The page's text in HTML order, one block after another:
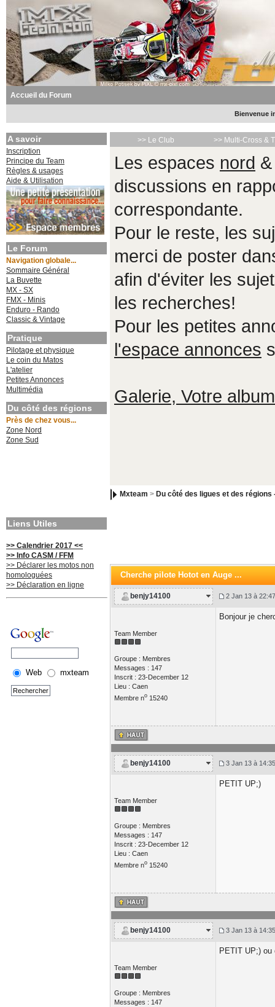
Accueil du Forum
Bienvenue
A savoir
Inscription
Principe du Team
Règles & usages
Aide & Utilisation
Le Forum
Navigation globale...
Sommaire Général
La Buvette
MX - SX
FMX - Minis
Enduro - Rando
Classic & Vintage
Pratique
Pilotage et physique
Le coin du Matos
L'atelier
Petites Annonces
Multimédia
Du côté des régions
Près de chez vous...
Zone Nord
Zone Sud
Liens Utiles
>> Calendrier 2017 <<
>> Info CASM / FFM
>> Déclarer les motos non
homologuées
>> Déclaration en ligne
Web mxteam
>> Le Club >> Multi-Cross &
Les espaces nord
discussions en
correspondante.
Pour le reste, les
merci de poster
afin d'éviter les
les recherches!
Pour les petites
l'espace annonces
Galerie, Votre
Mxteam > Du côté des ligues et des régions
Cherche pilote Hotot en Auge ...
benjy14100 2 Jan 13 à 22:47
Team Member
Groupe : Membres
Messages : 147
Inscrit : 23-December 12
Lieu : Caen
Membre no15240
Bonjour je
benjy14100 3 Jan 13 à 14:35
Team Member
Groupe : Membres
Messages : 147
Inscrit : 23-December 12
Lieu : Caen
Membre no15240
PETIT UP;)
benjy14100 3 Jan 13 à 14:35
Team Member
Groupe : Membres
Messages : 147
PETIT UP;)